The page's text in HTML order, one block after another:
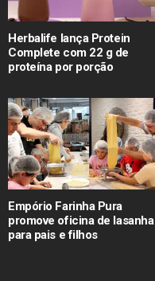
Herbalife lança Protein
Complete com 22 g de
proteína por porção
Empório Farinha Pura
promove oficina de lasanha
para pais e filhos